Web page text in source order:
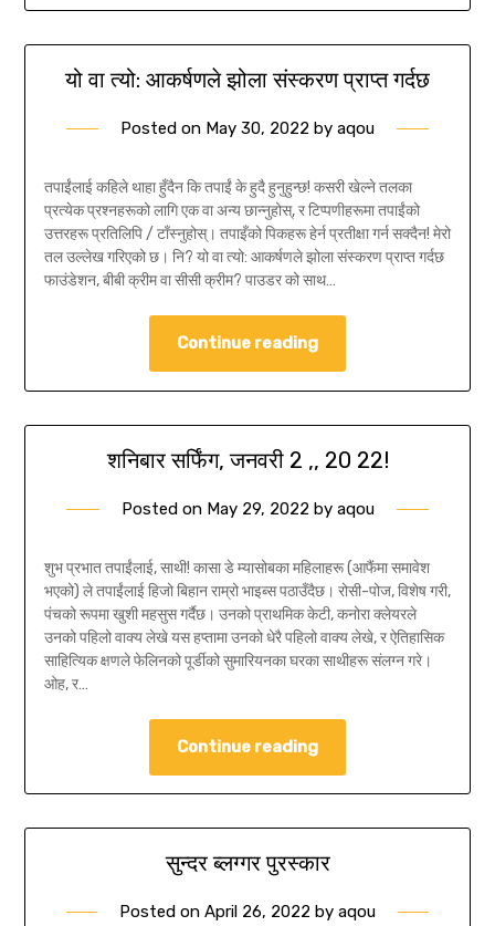
यो वा त्यो: आकर्षणले झोला संस्करण प्राप्त गर्दछ
Posted on May 30, 2022 by aqou
तपाईंलाई कहिले थाहा हुँदैन कि तपाईं के हुदै हुनुहुन्छ! कसरी खेल्ने तलका
प्रत्येक प्रश्नहरूको लागि एक वा अन्य छान्नुहोस्, र टिप्पणीहरूमा तपाईंको
उत्तरहरू प्रतिलिपि / टाँस्नुहोस्। तपाइँको पिकहरू हेर्न प्रतीक्षा गर्न सक्दैन! मेरो
तल उल्लेख गरिएको छ। नि? यो वा त्यो: आकर्षणले झोला संस्करण प्राप्त गर्दछ
फाउंडेशन, बीबी क्रीम वा सीसी क्रीम? पाउडर को साथ…
Continue reading
शनिबार सर्फिंग, जनवरी 2 ,, 20 22!
Posted on May 29, 2022 by aqou
शुभ प्रभात तपाईंलाई, साथी! कासा डे म्यासोबका महिलाहरू (आफैंमा समावेश
भएको) ले तपाईंलाई हिजो बिहान राम्रो भाइब्स पठाउँदैछ। रोसी-पोज, विशेष गरी,
पंचको रूपमा खुशी महसुस गर्दैछ। उनको प्राथमिक केटी, कनोरा क्लेयरले
उनको पहिलो वाक्य लेखे यस हप्तामा उनको धेरै पहिलो वाक्य लेखे, र ऐतिहासिक
साहित्यिक क्षणले फेलिनको पूर्डीको सुमारियनका घरका साथीहरू संलग्न गरे।
ओह, र…
Continue reading
सुन्दर ब्लग्गर पुरस्कार
Posted on April 26, 2022 by aqou